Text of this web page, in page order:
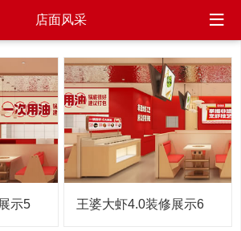
店面风采
示5 王婆大虾4.0装修展示6